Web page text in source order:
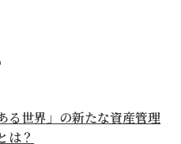
る世界」の新たな資産管理
は？